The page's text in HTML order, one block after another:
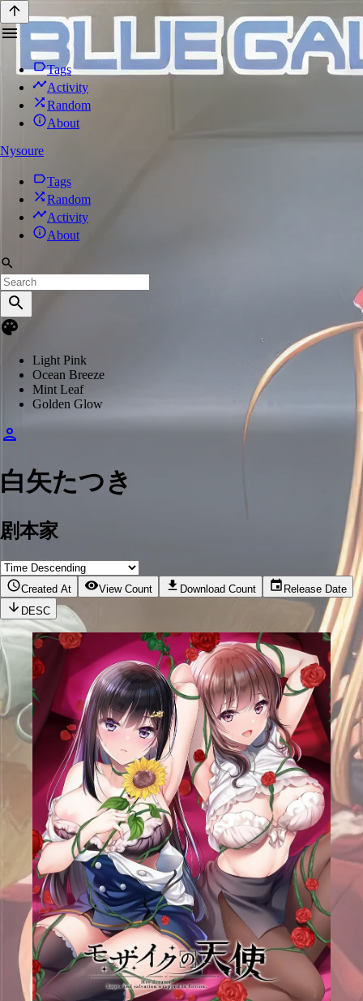
Tags
Activity
Random
About
Nysoure
Tags
Random
Activity
About
Light Pink
Ocean Breeze
Mint Leaf
Golden Glow
白矢たつき
剧本家
Created At View Count Download Count
Release Date
DESC